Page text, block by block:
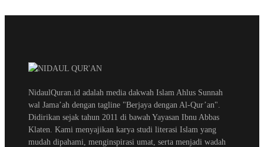
NidaulQuran.id adalah media dakwah Islam Ahlus Sunnah
wal Jama’ah dengan tagline "Berjaya dengan Al-Qur’an".
Didirikan sejak tahun 2011 di bawah Yayasan Ibnu Abbas
Klaten. Kami menyajikan karya studi literasi Islam yang
mudah dipahami, menginspirasi umat, serta menjadi wadah